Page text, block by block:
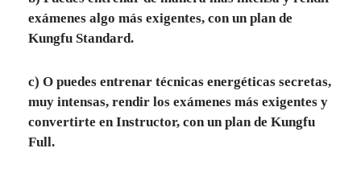
exámenes algo más exigentes, con un plan de
Kungfu Standard.
c) O puedes entrenar técnicas energéticas secretas,
muy intensas, rendir los exámenes más exigentes y
convertirte en Instructor, con un plan de Kungfu
Full.